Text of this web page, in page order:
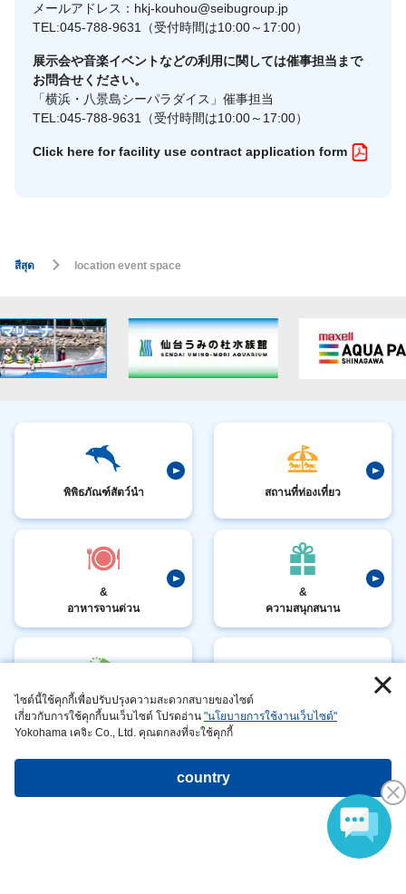
メールアドレス：hkj-kouhou@seibugroup.jp
TEL:045-788-9631（受付時間は10:00～17:00）
展示会や音楽イベントなどの利用に関しては催事担当まで
お問合せください。
「横浜・八景島シーパラダイス」催事担当
TEL:045-788-9631（受付時間は10:00～17:00）
Click here for facility use contract application form
สีสุด location event space
ไซต์นี้ใช้คุกกี้เพื่อปรับปรุงความสะดวกสบายของไซต์
เกี่ยวกับการใช้คุกกี้บนเว็บไซต์ โปรดอ่าน "นโยบายการใช้งานเว็บไซต์"
Yokohama เคจิะ Co., Ltd. คุณตกลงที่จะใช้คุกกี้
country
พิพิธภัณฑ์สัตว์นำ สถานที่ท่องเที่ยว
&
อาหารจานด่วน
&
ความสนุกสนาน
โรงแรา What is it?
​ ​
นโยบาย
ความเป็นส่วนตัว